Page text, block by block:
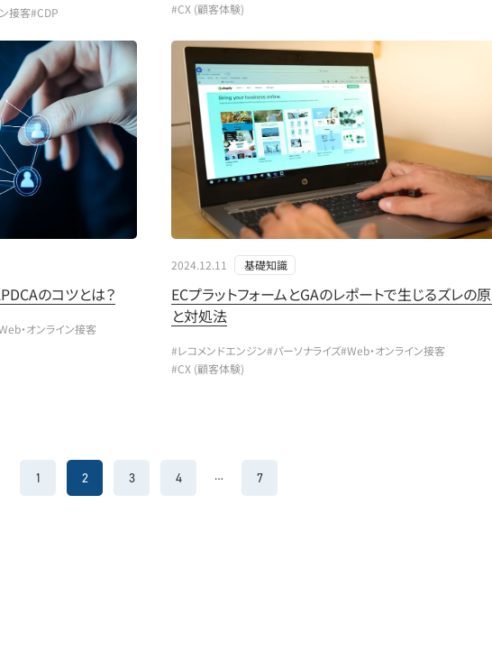
接客#CDP
#CX (顧客体験)
のコツとは？
・オンライン接客
2024.12.11 基礎知識
ECプラットフォームとGAのレポートで生じるズレの
と対処法
#レコメンドエンジン#パーソナライズ#Web・オンライン接客
#CX (顧客体験)
1 2 3 4 … 7